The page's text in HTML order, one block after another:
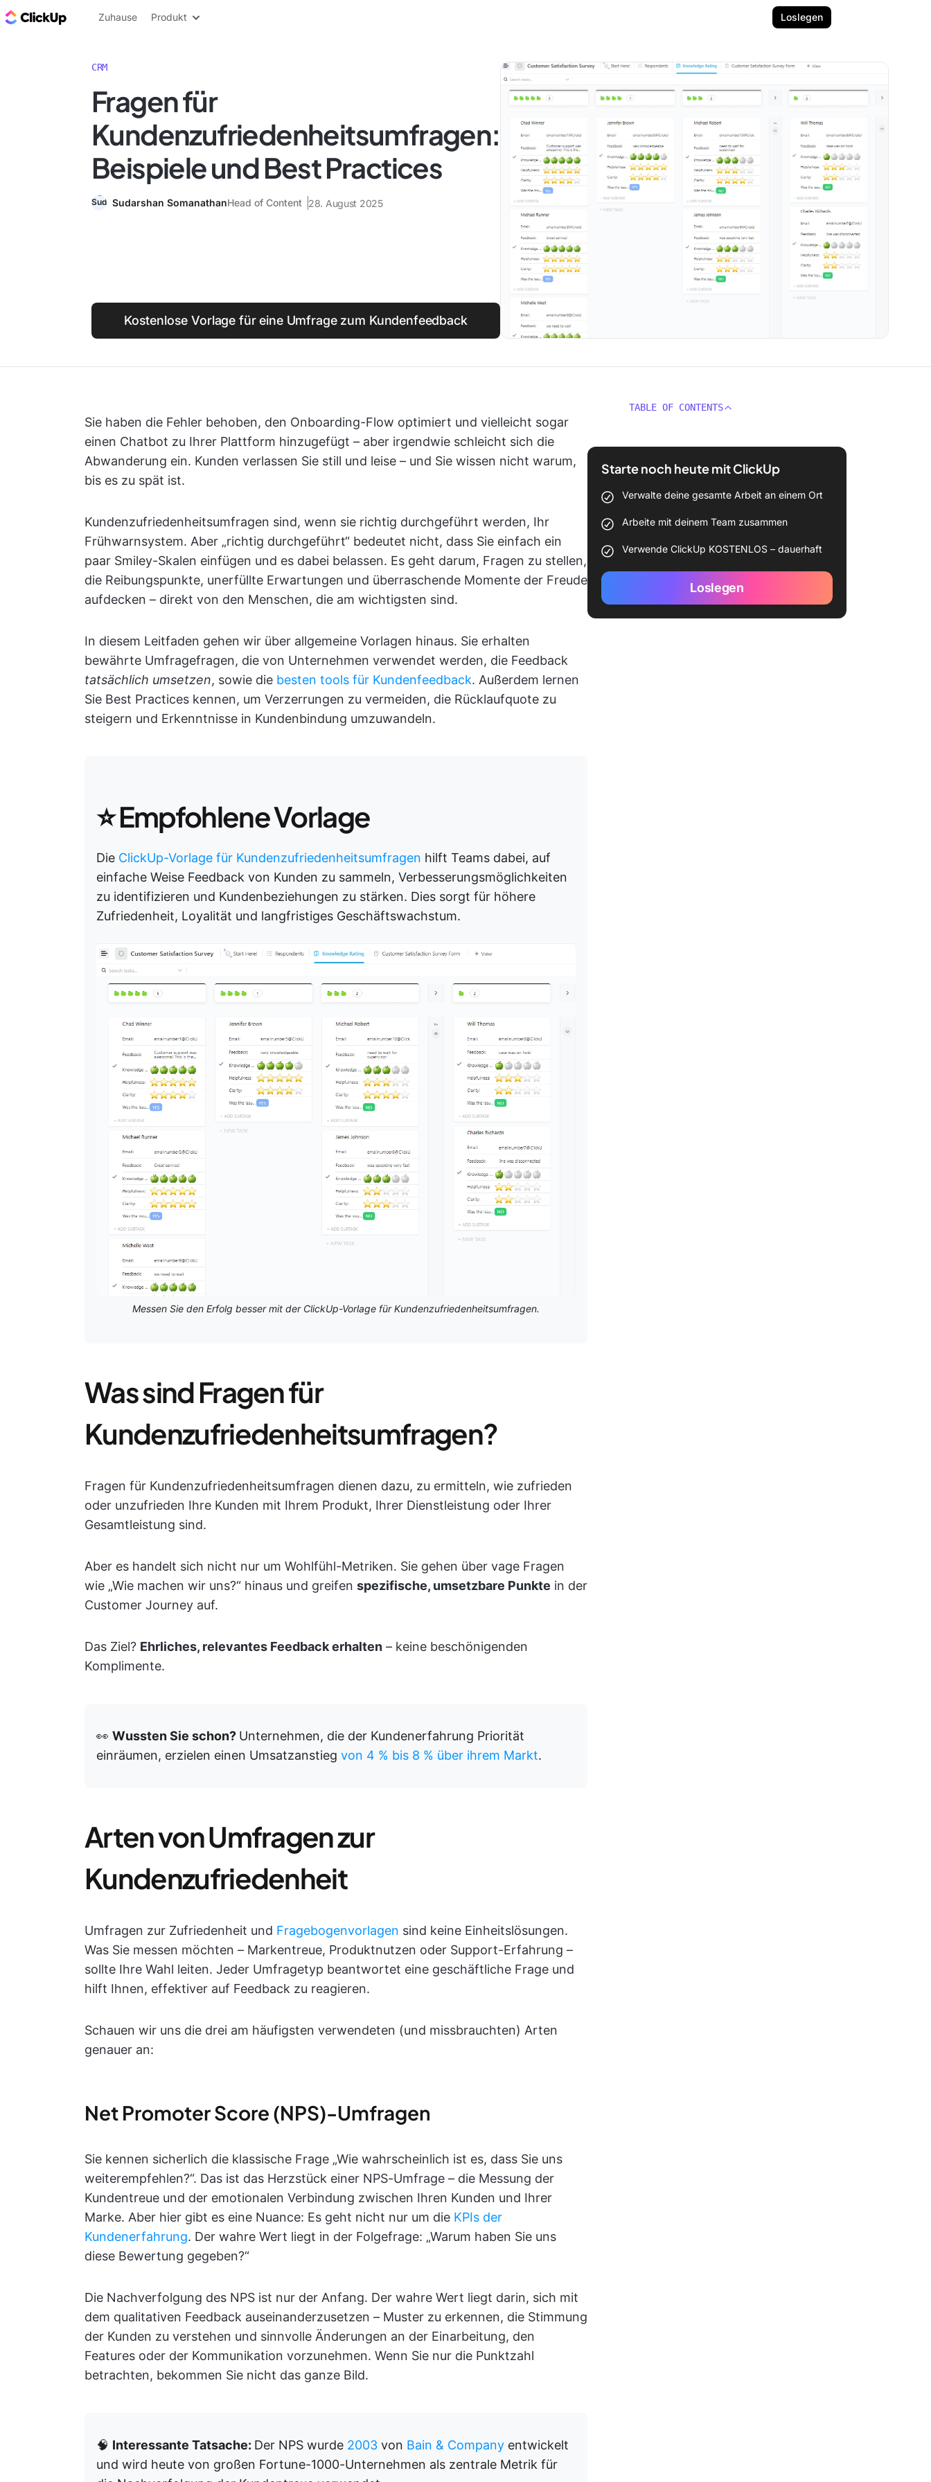
ClickUp Blog
Zuhause Produkt Loslegen
CRM
Fragen für
Kundenzufriedenheitsumfragen:
Beispiele und Best Practices
Sudarshan SomanathanHead of Content 28. August 2025
Kostenlose Vorlage für eine Umfrage zum Kundenfeedback
Sie haben die Fehler behoben, den Onboarding-Flow optimiert und vielleicht sogar
einen Chatbot zu Ihrer Plattform hinzugefügt – aber irgendwie schleicht sich die
Abwanderung ein. Kunden verlassen Sie still und leise – und Sie wissen nicht warum,
bis es zu spät ist.
Kundenzufriedenheitsumfragen sind, wenn sie richtig durchgeführt werden, Ihr
Frühwarnsystem. Aber „richtig durchgeführt“ bedeutet nicht, dass Sie einfach ein
paar Smiley-Skalen einfügen und es dabei belassen. Es geht darum, Fragen zu stellen,
die Reibungspunkte, unerfüllte Erwartungen und überraschende Momente der Freude
aufdecken – direkt von den Menschen, die am wichtigsten sind.
In diesem Leitfaden gehen wir über allgemeine Vorlagen hinaus. Sie erhalten
bewährte Umfragefragen, die von Unternehmen verwendet werden, die Feedback
tatsächlich umsetzen, sowie die besten tools für Kundenfeedback. Außerdem lernen
Sie Best Practices kennen, um Verzerrungen zu vermeiden, die Rücklaufquote zu
steigern und Erkenntnisse in Kundenbindung umzuwandeln.
⭐️ Empfohlene Vorlage
Die ClickUp-Vorlage für Kundenzufriedenheitsumfragen hilft Teams dabei, auf
einfache Weise Feedback von Kunden zu sammeln, Verbesserungsmöglichkeiten
zu identifizieren und Kundenbeziehungen zu stärken. Dies sorgt für höhere
Zufriedenheit, Loyalität und langfristiges Geschäftswachstum.
Messen Sie den Erfolg besser mit der ClickUp-Vorlage für Kundenzufriedenheitsumfragen.
Was sind Fragen für
Kundenzufriedenheitsumfragen?
Fragen für Kundenzufriedenheitsumfragen dienen dazu, zu ermitteln, wie zufrieden
oder unzufrieden Ihre Kunden mit Ihrem Produkt, Ihrer Dienstleistung oder Ihrer
Gesamtleistung sind.
Aber es handelt sich nicht nur um Wohlfühl-Metriken. Sie gehen über vage Fragen
wie „Wie machen wir uns?“ hinaus und greifen spezifische, umsetzbare Punkte in der
Customer Journey auf.
Das Ziel? Ehrliches, relevantes Feedback erhalten – keine beschönigenden
Komplimente.
👀 Wussten Sie schon? Unternehmen, die der Kundenerfahrung Priorität
einräumen, erzielen einen Umsatzanstieg von 4 % bis 8 % über ihrem Markt.
Arten von Umfragen zur
Kundenzufriedenheit
Umfragen zur Zufriedenheit und Fragebogenvorlagen sind keine Einheitslösungen.
Was Sie messen möchten – Markentreue, Produktnutzen oder Support-Erfahrung –
sollte Ihre Wahl leiten. Jeder Umfragetyp beantwortet eine geschäftliche Frage und
hilft Ihnen, effektiver auf Feedback zu reagieren.
Schauen wir uns die drei am häufigsten verwendeten (und missbrauchten) Arten
genauer an:
Net Promoter Score (NPS)-Umfragen
Sie kennen sicherlich die klassische Frage „Wie wahrscheinlich ist es, dass Sie uns
weiterempfehlen?“. Das ist das Herzstück einer NPS-Umfrage – die Messung der
Kundentreue und der emotionalen Verbindung zwischen Ihren Kunden und Ihrer
Marke. Aber hier gibt es eine Nuance: Es geht nicht nur um die KPIs der
Kundenerfahrung. Der wahre Wert liegt in der Folgefrage: „Warum haben Sie uns
diese Bewertung gegeben?“
Die Nachverfolgung des NPS ist nur der Anfang. Der wahre Wert liegt darin, sich mit
dem qualitativen Feedback auseinanderzusetzen – Muster zu erkennen, die Stimmung
der Kunden zu verstehen und sinnvolle Änderungen an der Einarbeitung, den
Features oder der Kommunikation vorzunehmen. Wenn Sie nur die Punktzahl
betrachten, bekommen Sie nicht das ganze Bild.
🧠 Interessante Tatsache: Der NPS wurde 2003 von Bain & Company entwickelt
und wird heute von großen Fortune-1000-Unternehmen als zentrale Metrik für
TABLE OF CONTENTS
Starte noch heute mit ClickUp
Verwalte deine gesamte Arbeit an einem Ort
Arbeite mit deinem Team zusammen
Verwende ClickUp KOSTENLOS – dauerhaft
Loslegen